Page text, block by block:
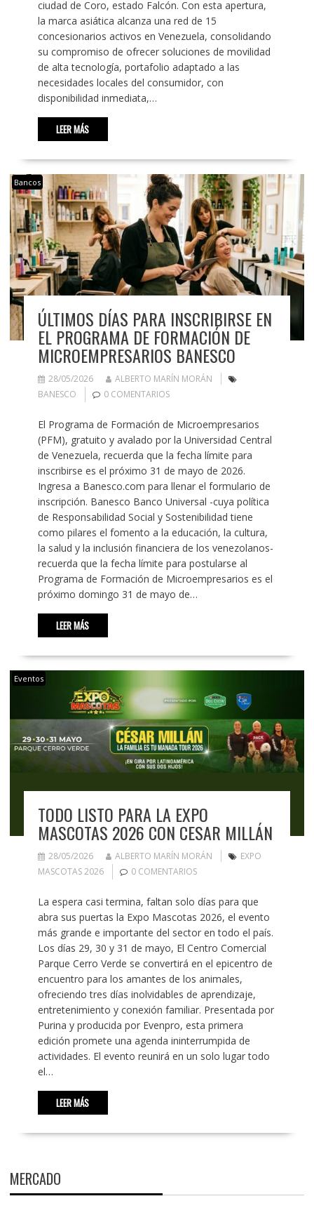
ciudad de Coro, estado Falcón. Con esta apertura,
la marca asiática alcanza una red de 15
concesionarios activos en Venezuela, consolidando
su compromiso de ofrecer soluciones de movilidad
de alta tecnología, portafolio adaptado a las
necesidades locales del consumidor, con
disponibilidad inmediata,…
LEER MÁS
Bancos
ÚLTIMOS DÍAS PARA INSCRIBIRSE EN
EL PROGRAMA DE FORMACIÓN DE
MICROEMPRESARIOS BANESCO
28/05/2026
ALBERTO MARÍN MORÁN
BANESCO
0 COMENTARIOS
El Programa de Formación de Microempresarios
(PFM), gratuito y avalado por la Universidad Central
de Venezuela, recuerda que la fecha límite para
inscribirse es el próximo 31 de mayo de 2026.
Ingresa a Banesco.com para llenar el formulario de
inscripción. Banesco Banco Universal -cuya política
de Responsabilidad Social y Sostenibilidad tiene
como pilares el fomento a la educación, la cultura,
la salud y la inclusión financiera de los venezolanos-
recuerda que la fecha límite para postularse al
Programa de Formación de Microempresarios es el
próximo domingo 31 de mayo de…
LEER MÁS
Eventos
TODO LISTO PARA LA EXPO
MASCOTAS 2026 CON CESAR MILLÁN
28/05/2026 ALBERTO MARÍN MORÁN
EXPO
MASCOTAS 2026
0 COMENTARIOS
La espera casi termina, faltan solo días para que
abra sus puertas la Expo Mascotas 2026, el evento
más grande e importante del sector en todo el país.
Los días 29, 30 y 31 de mayo, El Centro Comercial
Parque Cerro Verde se convertirá en el epicentro de
encuentro para los amantes de los animales,
ofreciendo tres días inolvidables de aprendizaje,
entretenimiento y conexión familiar. Presentada por
Purina y producida por Evenpro, esta primera
edición promete una agenda ininterrumpida de
actividades. El evento reunirá en un solo lugar todo
el…
LEER MÁS
MERCADO